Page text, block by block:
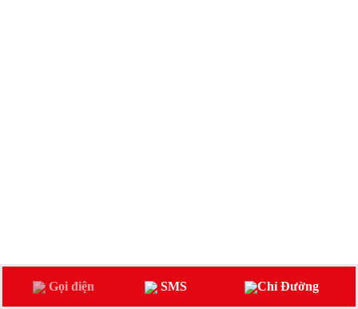
Gọi điện SMS Chỉ Đường